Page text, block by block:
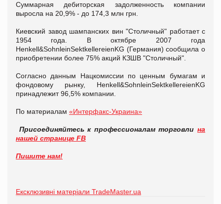
Суммарная дебиторская задолженность компании
выросла на 20,9% - до 174,3 млн грн.
Киевский завод шампанских вин "Столичный" работает с
1954 года. В октябре 2007 года
Henkell&SohnleinSektkellereienKG (Германия) сообщила о
приобретении более 75% акций КЗШВ "Столичный".
Согласно данным Нацкомиссии по ценным бумагам и
фондовому рынку, Henkell&SohnleinSektkellereienKG
принадлежит 96,5% компании.
По материалам «Интерфакс-Украина»
Присоединяйтесь к профессионалам торговли на
нашей странице FB
Пишите нам!
Ексклюзивні матеріали TradeMaster.ua